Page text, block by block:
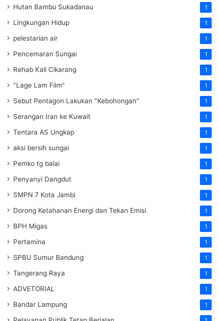
Hutan Bambu Sukadanau 1
Lingkungan Hidup 1
pelestarian air 1
Pencemaran Sungai 1
Rehab Kali Cikarang 1
"Lage Lam Film" 1
Sebut Pentagon Lakukan "Kebohongan" 1
Serangan Iran ke Kuwait 1
Tentara AS Ungkap 1
aksi bersih sungai 1
Pemko tg balai 1
Penyanyi Dangdut 1
SMPN 7 Kota Jambi 1
Dorong Ketahanan Energi dan Tekan Emisi 1
BPH Migas 1
Pertamina 1
SPBU Sumur Bandung 1
Tangerang Raya 1
ADVETORIAL 1
Bandar Lampung 1